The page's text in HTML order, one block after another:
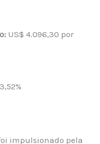
US$ 4.096,30 por
impulsionado pela